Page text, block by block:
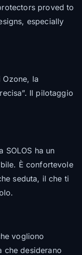
proved to
especially
Ozone, la
Il pilotaggio
SOLOS ha un
È confortevole
seduta, il che ti
vogliono
che desiderano